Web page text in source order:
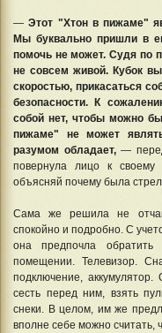
— Этот "Хтон в пижаме"
Мы буквально пришли в
помочь не может. Судя по
не совсем живой. Кубок
скоростью, прикасаться
безопасности. К
собой нет, чтобы можно
пижаме" не может
разумом обладает,—
повернула лицо к
объясняй почему была
Сама же решила не
спокойно и подробно. С
она предпочла
помещении. Телевизор.
подключение,
сесть перед ним, взять
снеки. В целом, им же
вполне себе можно считать,